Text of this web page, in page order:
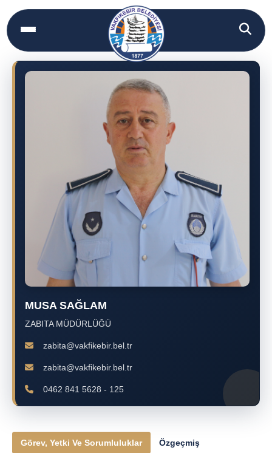
MUSA SAĞLAM
ZABITA MÜDÜRLÜĞÜ
zabita@vakfikebir.bel.tr
zabita@vakfikebir.bel.tr
0462 841 5628 - 125
Görev, Yetki Ve Sorumluluklar Özgeçmiş